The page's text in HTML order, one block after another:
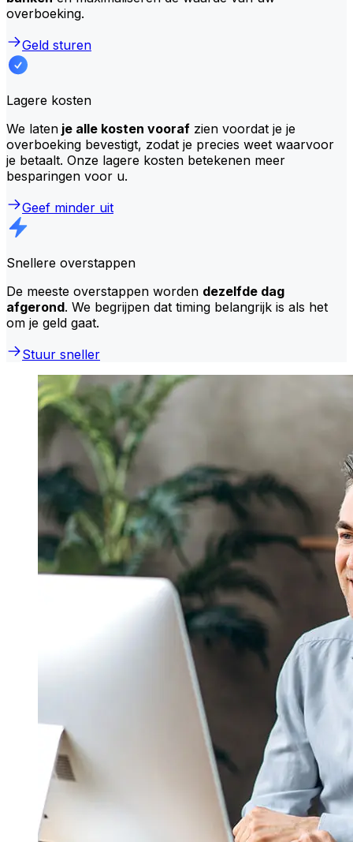
overboeking.
Geld sturen
Lagere kosten
We laten je alle kosten vooraf zien voordat je je
overboeking bevestigt, zodat je precies weet waarvoor
je betaalt. Onze lagere kosten betekenen meer
besparingen voor u.
Geef minder uit
Snellere overstappen
De meeste overstappen worden dezelfde dag
afgerond. We begrijpen dat timing belangrijk is als het
om je geld gaat.
Stuur sneller